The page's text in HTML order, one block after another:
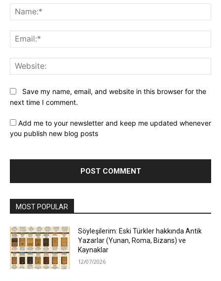
Save my name, email, and website in this browser for the
next time I comment.
Add me to your newsletter and keep me updated whenever
you publish new blog posts
MOST POPULAR
Söyleşilerim: Eski Türkler hakkında Antik
Yazarlar (Yunan, Roma, Bizans) ve
Kaynaklar
12/07/2026